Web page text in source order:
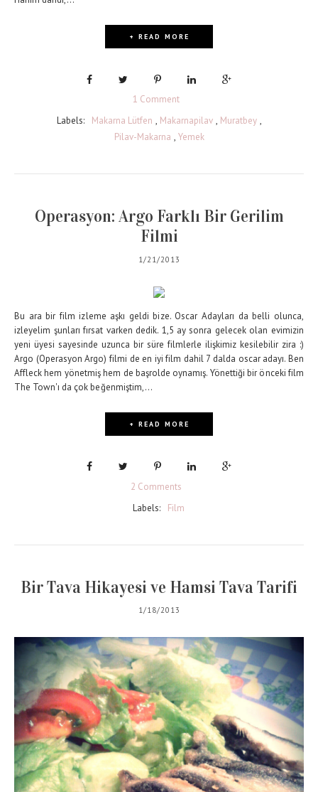
+ READ MORE
1 Comment
Labels:
Makarna Lütfen , Makarnapilav , Muratbey ,
Pilav-Makarna , Yemek
Operasyon: Argo Farklı Bir Gerilim
Filmi
1/21/2013
Bu ara bir film izleme aşkı geldi bize. Oscar Adayları da belli olunca,
izleyelim şunları fırsat varken dedik. 1,5 ay sonra gelecek olan evimizin
yeni üyesi sayesinde uzunca bir süre filmlerle ilişkimiz kesilebilir zira :)
Argo (Operasyon Argo) filmi de en iyi film dahil 7 dalda oscar adayı. Ben
Affleck hem yönetmiş hem de başrolde oynamış. Yönettiği bir önceki film
The Town'ı da çok beğenmiştim,...
+ READ MORE
2 Comments
Labels:
Film
Bir Tava Hikayesi ve Hamsi Tava Tarifi
1/18/2013